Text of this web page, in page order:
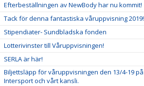
Efterbeställningen av NewBody har nu kommit!
Tack för denna fantastiska våruppvisning 2019!
Stipendiater- Sundbladska fonden
Lotterivinster till Våruppvisningen!
SERLA är här!
Biljettsläpp för våruppvisningen den 13/4-19 på
Intersport och vårt kansli.